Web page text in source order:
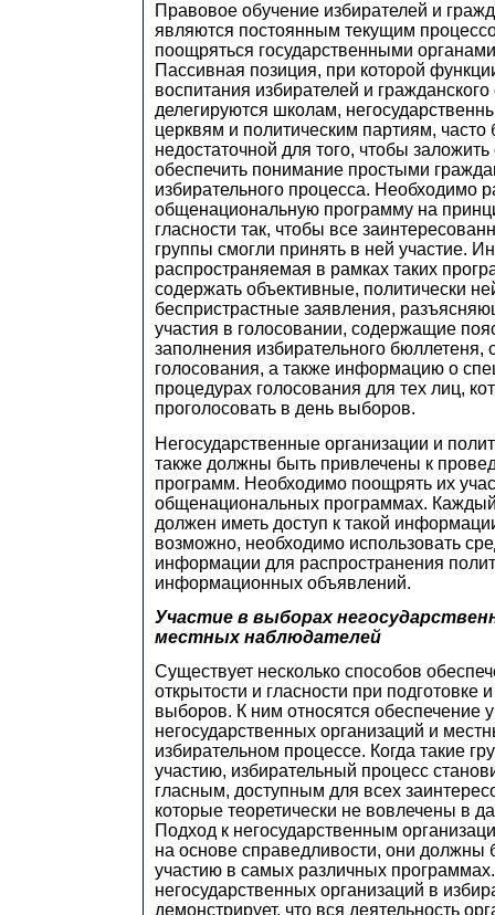
Правовое обучение избирателей и
являются постоянным текущим
поощряться государственными
Пассивная позиция, при которой
воспитания избирателей и
делегируются школам,
церквям и политическим партиям, часто
недостаточной для того, чтобы
обеспечить понимание простыми
избирательного процесса. Необходимо
общенациональную программу на
гласности так, чтобы все
группы смогли принять в ней участие.
распространяемая в рамках таких
содержать объективные, политически
беспристрастные заявления,
участия в голосовании, содержащие
заполнения избирательного бюллетеня,
голосования, а также информацию о
процедурах голосования для тех лиц,
проголосовать в день выборов.
Негосударственные организации и
также должны быть привлечены к
программ. Необходимо поощрять их
общенациональных программах.
должен иметь доступ к такой
возможно, необходимо использовать
информации для распространения
информационных объявлений.
Участие в выборах
местных наблюдателей
Существует несколько способов
открытости и гласности при подготовке
выборов. К ним относятся обеспечение
негосударственных организаций и
избирательном процессе. Когда такие
участию, избирательный процесс
гласным, доступным для всех
которые теоретически не вовлечены в
Подход к негосударственным
на основе справедливости, они должны
участию в самых различных
негосударственных организаций в
демонстрирует, что вся деятельность